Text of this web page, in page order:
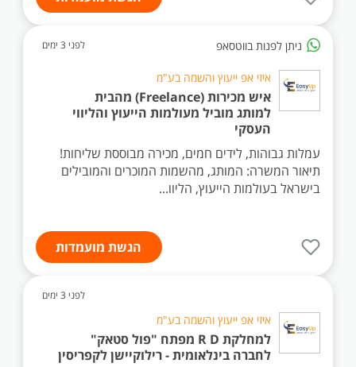
ניתן לפנות בווטסאפ לפני 3 ימים
איזי אפ ייעוץ והשמה בע"מ
איש מכירות (Freelance) מהבית
למותג מוביל מעולמות הייעוץ והליווי
העסקי
עמלות גבוהות, לידים חמים, מכירה מבוססת שליחות!
תיאור המשרה: המותג, מהשמות המוכרים והמובילים
בישראל בעולמות הייעוץ, הליוו...
הגשת מועמדות
לפני 3 ימים
איזי אפ ייעוץ והשמה בע"מ
למחלקת R D מפתח "פול סטאק"
לחברה בינלאומית - רילוקיישן לקפריסין